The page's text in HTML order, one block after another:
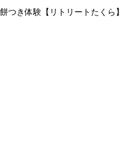
餅つき体験【リトリートたくら】